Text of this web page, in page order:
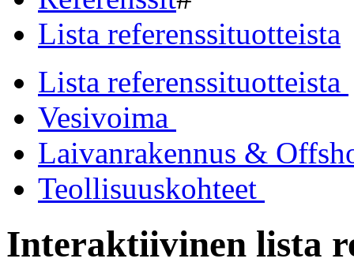
Lista referenssituotteista
Lista referenssituotteista
Vesivoima
Laivanrakennus &
Teollisuuskohteet
Interaktiivinen lista